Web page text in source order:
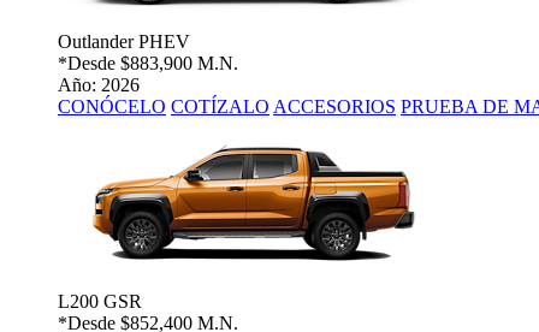
Outlander PHEV
*Desde $883,900 M.N.
Año: 2026
CONÓCELO COTÍZALO ACCESORIOS PRUEBA DE
L200 GSR
*Desde $852,400 M.N.